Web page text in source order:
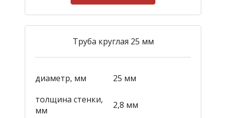
Труба круглая 25 мм
диаметр, мм
25 мм
толщина стенки,
мм
2,8 мм